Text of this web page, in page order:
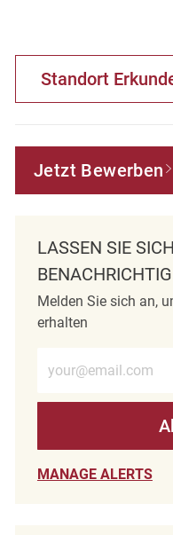
Standort
Jetzt Bewerben
LASSEN SIE
Melden Sie sich an,
erhalten
MANAGE ALERTS